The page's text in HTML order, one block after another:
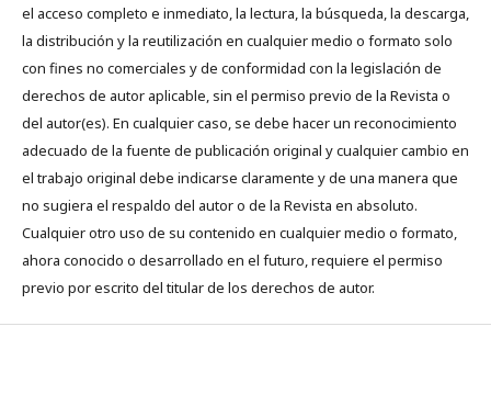
el acceso completo e inmediato, la lectura, la búsqueda, la descarga,
la distribución y la reutilización en cualquier medio o formato solo
con fines no comerciales y de conformidad con la legislación de
derechos de autor aplicable, sin el permiso previo de la Revista o
del autor(es). En cualquier caso, se debe hacer un reconocimiento
adecuado de la fuente de publicación original y cualquier cambio en
el trabajo original debe indicarse claramente y de una manera que
no sugiera el respaldo del autor o de la Revista en absoluto.
Cualquier otro uso de su contenido en cualquier medio o formato,
ahora conocido o desarrollado en el futuro, requiere el permiso
previo por escrito del titular de los derechos de autor.